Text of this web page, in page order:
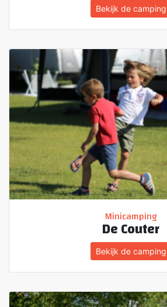
Bekijk de camping
Minicamping
De Couter
Bekijk de camping